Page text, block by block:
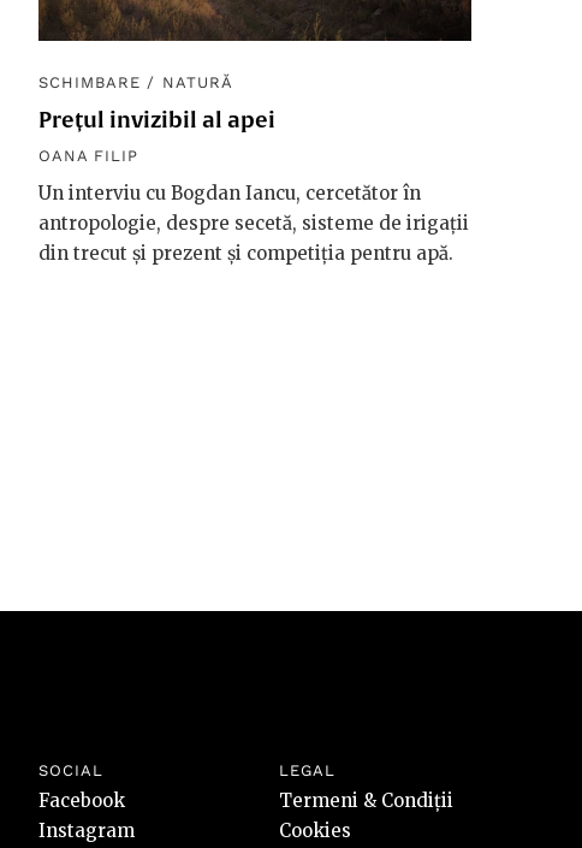
SCHIMBARE / NATURĂ
Prețul invizibil al apei
OANA FILIP
Un interviu cu Bogdan Iancu, cercetător în
antropologie, despre secetă, sisteme de irigații
din trecut și prezent și competiția pentru apă.
SOCIAL
Facebook
Instagram
LEGAL
Termeni & Condiții
Cookies